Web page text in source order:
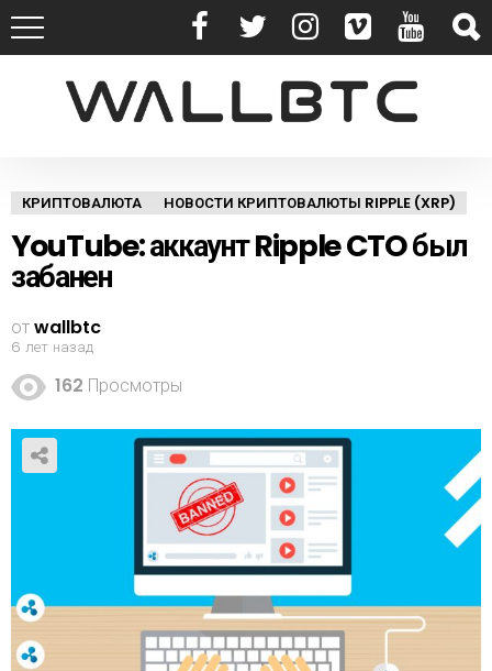
КРИПТОВАЛЮТА НОВОСТИ КРИПТОВАЛЮТЫ RIPPLE (XRP)
YouTube: аккаунт Ripple CTO был
забанен
отwallbtc
6 лет назад
162 Просмотры